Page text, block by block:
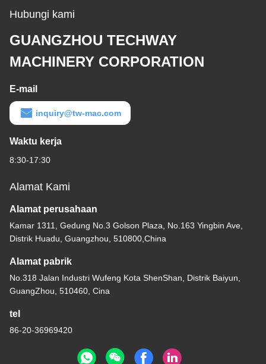
Hubungi kami
GUANGZHOU TECHWAY
MACHINERY CORPORATION
E-mail
inquiry@tw-mac.com
Waktu kerja
8:30-17:30
Alamat Kami
Alamat perusahaan
Kamar 1311, Gedung No.3 Golson Plaza, No.163 Yingbin Ave,
Distrik Huadu, Guangzhou, 510800,China
Alamat pabrik
No.318 Jalan Industri Wufeng Kota ShenShan, Distrik Baiyun,
GuangZhou, 510460, Cina
tel
86-20-36969420